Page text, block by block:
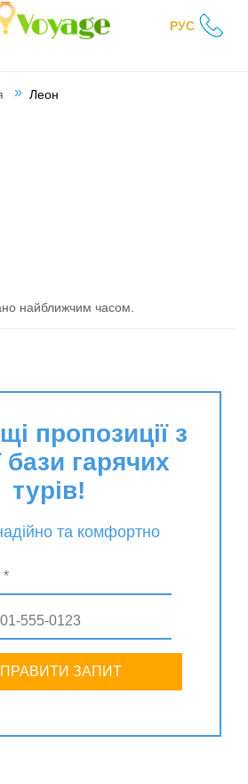
РУС
Леон
найближчим часом.
пропозиції з
бази гарячих
турів!
та комфортно
ЗАПИТ